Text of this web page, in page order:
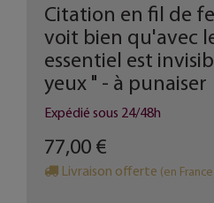
Citation en fil de
voit bien qu'avec
essentiel est
yeux " - à punaiser
Expédié sous 24/48h
77,00 €
Livraison offerte (en